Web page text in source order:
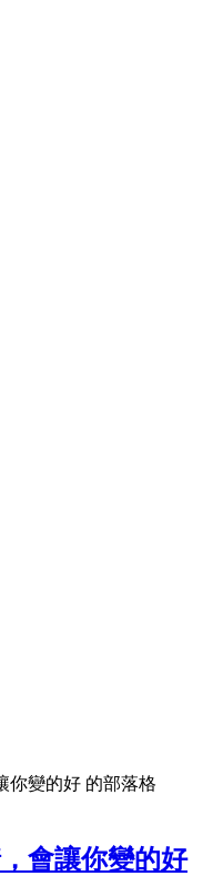
你變的好 的部落格
會讓你變的好